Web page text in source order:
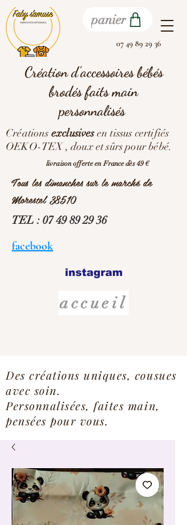
panier
livraison offerte en France dès 49 €
07 49 89 29 36
Tous les dimanches sur le marché de
Morestel 38510
facebook
TEL : 07 49 89 29 36
Création d'accessoires bébés
brodés faits main
personnalisés
instagram
Créations exclusivesen tissus certifiés
OEKO-TEX , doux et sûrs pour bébé.
accueil
Des créations uniques, cousues
avec soin.
Personnalisées, faites main,
pensées pour vous.